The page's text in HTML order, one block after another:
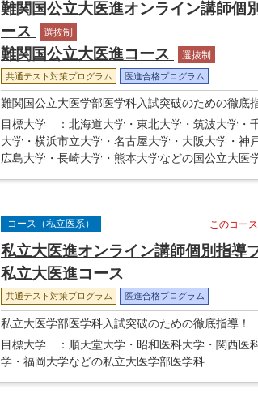
難関国公立大医進オンライン講師個
ース
選抜制
難関国公立大医進コース 選抜制
共通テスト対策プログラム 医進合格プログラム
難関国公立大医学部医学科入試突破のための徹底
目標大学
：北海道大学・東北大学・筑波大学・
大学・横浜市立大学・名古屋大学・大阪大学・神
広島大学・長崎大学・熊本大学などの国公立大医
このコー
コース（私立医系）
私立大医進オンライン講師個別指導
私立大医進コース
共通テスト対策プログラム 医進合格プログラム
私立大医学部医学科入試突破のための徹底指導！
目標大学
：順天堂大学・昭和医科大学・関西医
学・福岡大学などの私立大医学部医学科